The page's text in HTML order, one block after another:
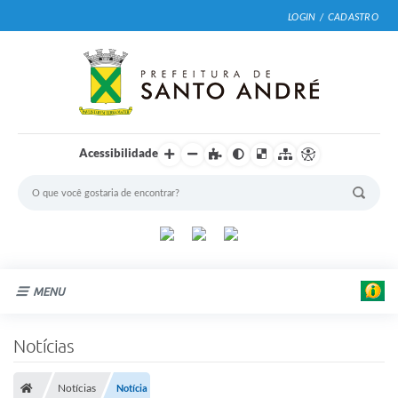
LOGIN / CADASTRO
Acessibilidade
MENU
Notícias
Notícias Notícia